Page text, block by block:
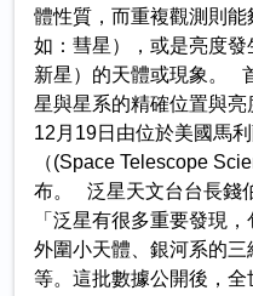
體性質，而重複觀測則
如：彗星），或是亮度
新星）的天體或現象。
星與星系的精確位置與亮
12月19日由位於美國馬
（(Space Telescope
布。 泛星天文台台長錢
「泛星有很多重要發現
外圍小天體、銀河系的
等。這批數據公開後，全